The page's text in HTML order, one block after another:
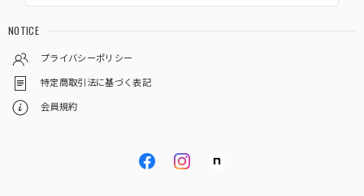
NOTICE
プライバシーポリシー
特定商取引法に基づく表記
会員規約